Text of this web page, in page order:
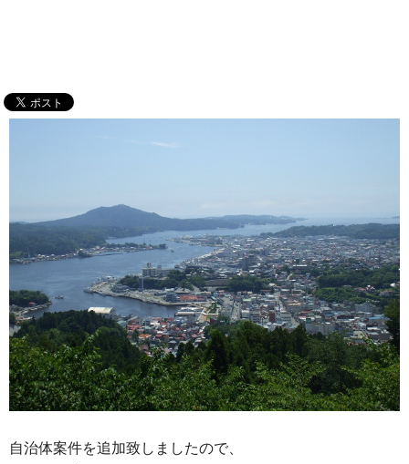
自治体案件を追加致しましたので、